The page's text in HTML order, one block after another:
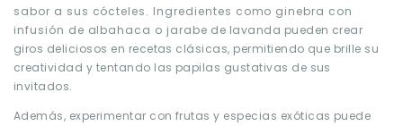
sabor a sus cócteles. Ingredientes como ginebra con
infusión de albahaca o jarabe de lavanda pueden crear
giros deliciosos en recetas clásicas, permitiendo que brille su
creatividad y tentando las papilas gustativas de sus
invitados.
Además, experimentar con frutas y especias exóticas puede